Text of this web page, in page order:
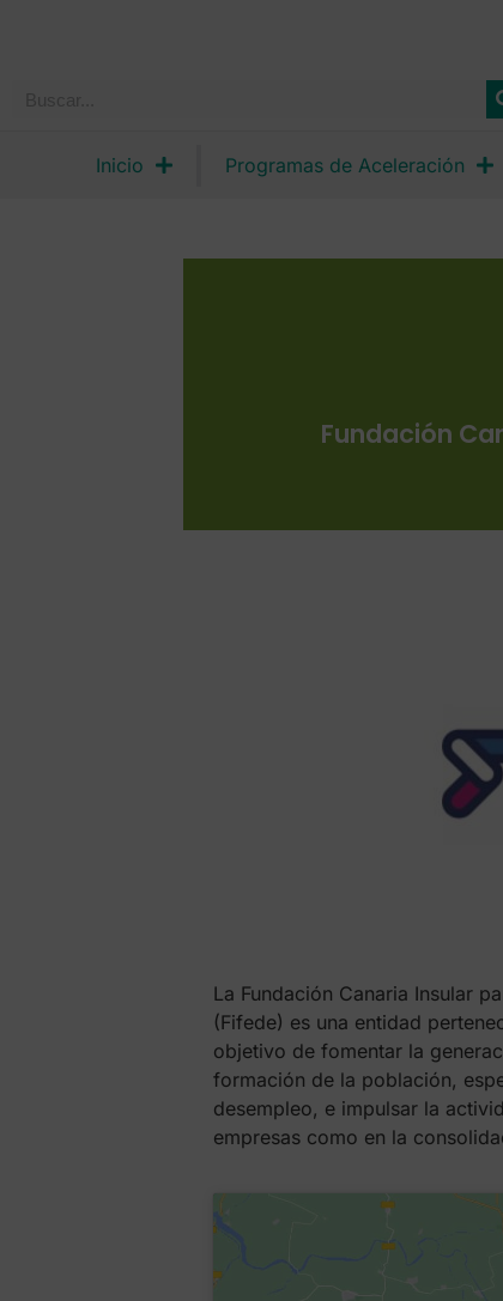
Inicio Programas de Aceleración
Fundación
La Fundación Canaria Insular
(Fifede) es una entidad
objetivo de fomentar la
formación de la población,
desempleo, e impulsar la
empresas como en la